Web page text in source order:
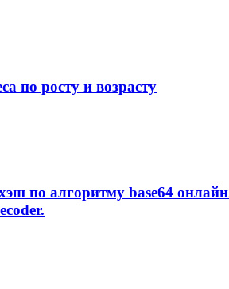
по росту и возрасту
по алгоритму base64